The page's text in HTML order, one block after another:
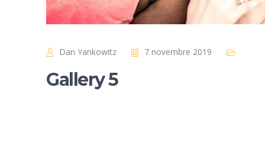
Dan Yankowitz 7 novembre 2019
Gallery 5